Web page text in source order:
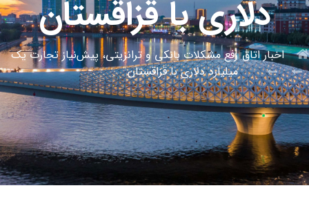
دلاری با قزاقستان
اخبار اتاق رفع مشکلات بانکی و ترانزیتی، پیش‌نیاز تجارت یک
میلیارد دلاری با قزاقستان